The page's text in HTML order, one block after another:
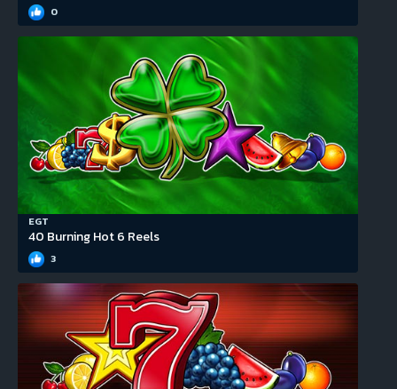
0
EGT
40 Burning Hot 6 Reels
3